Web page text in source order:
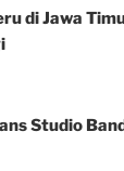
di Jawa
Studio